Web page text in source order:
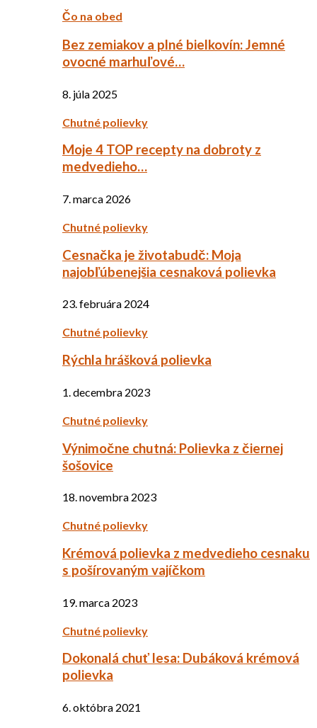
Čo na obed
Bez zemiakov a plné bielkovín: Jemné
ovocné marhuľové…
8. júla 2025
Chutné polievky
Moje 4 TOP recepty na dobroty z
medvedieho…
7. marca 2026
Chutné polievky
Cesnačka je životabudč: Moja
najobľúbenejšia cesnaková polievka
23. februára 2024
Chutné polievky
Rýchla hrášková polievka
1. decembra 2023
Chutné polievky
Výnimočne chutná: Polievka z čiernej
šošovice
18. novembra 2023
Chutné polievky
Krémová polievka z medvedieho cesnaku
s pošírovaným vajíčkom
19. marca 2023
Chutné polievky
Dokonalá chuť lesa: Dubáková krémová
polievka
6. októbra 2021